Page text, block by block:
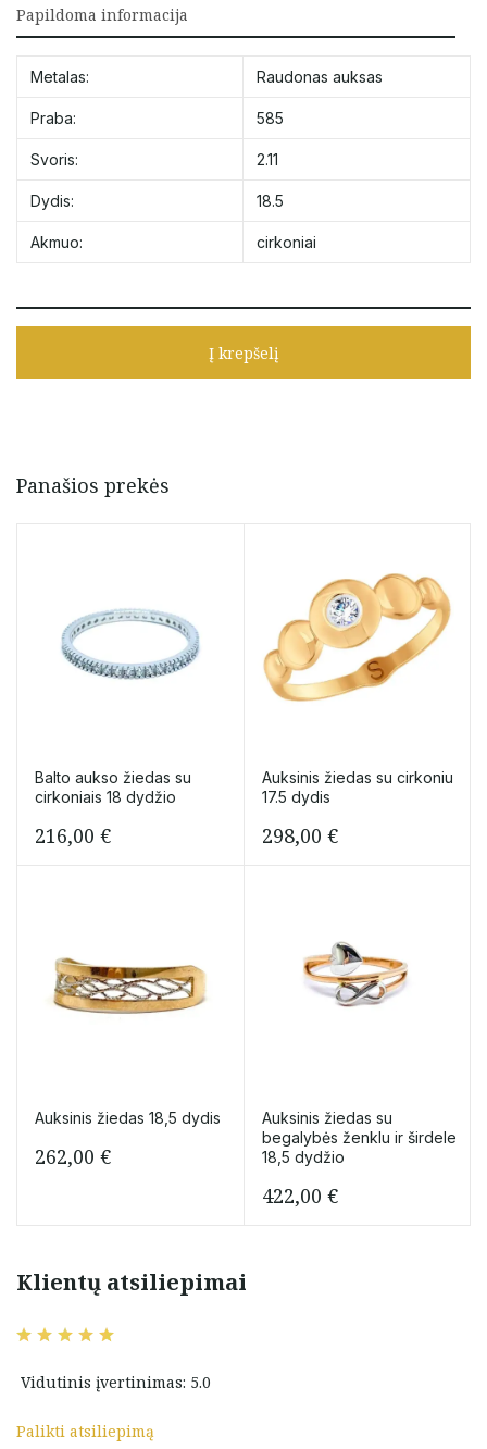
Papildoma informacija
Metalas: Raudonas auksas
Praba: 585
Svoris: 2.11
Dydis: 18.5
Akmuo: cirkoniai
Į krepšelį
Panašios prekės
Balto aukso žiedas su
cirkoniais 18 dydžio
216,00 €
Auksinis žiedas su cirkoniu
17.5 dydis
298,00 €
Auksinis žiedas 18,5 dydis
262,00 €
Auksinis žiedas su
begalybės ženklu ir širdele
18,5 dydžio
422,00 €
Klientų atsiliepimai
Vidutinis įvertinimas: 5.0
Palikti atsiliepimą